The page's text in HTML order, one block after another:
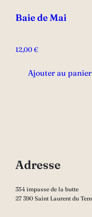
Baie de Mai
12,00€
Ajouter au panier
Adresse
354 impasse de la butte
27 390 Saint Laurent du